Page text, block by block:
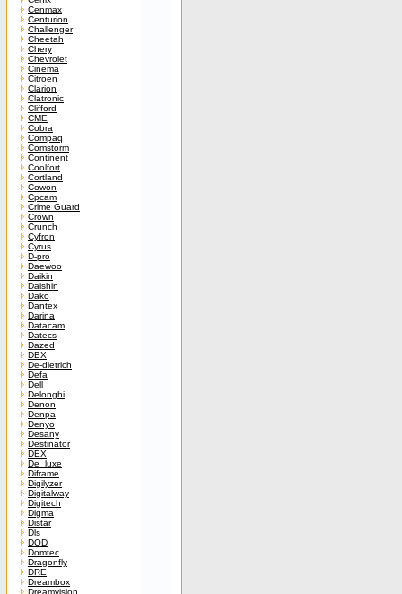
Cenmax
Centurion
Challenger
Cheetah
Chery
Chevrolet
Cinema
Citroen
Clarion
Clatronic
Clifford
CME
Cobra
Compaq
Comstorm
Continent
Coolfort
Cortland
Cowon
Cpcam
Crime Guard
Crown
Crunch
Cyfron
Cyrus
D-pro
Daewoo
Daikin
Daishin
Dako
Dantex
Darina
Datacam
Datecs
Dazed
DBX
De-dietrich
Defa
Dell
Delonghi
Denon
Denpa
Denyo
Desany
Destinator
DEX
De_luxe
Diframe
Digilyzer
Digitalway
Digitech
Digma
Distar
Dls
DOD
Domtec
Dragonfly
DRE
Dreambox
Dreamvision